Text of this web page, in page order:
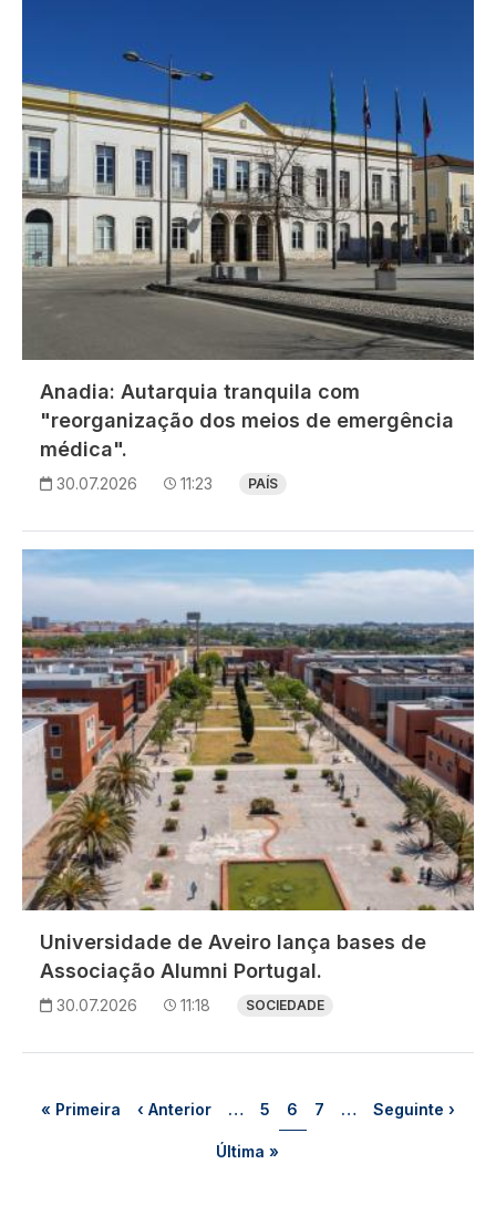
Anadia: Autarquia tranquila com
"reorganização dos meios de emergência
médica".
30.07.2026 11:23 PAÍS
Imagem
Universidade de Aveiro lança bases de
Associação Alumni Portugal.
30.07.2026 11:18 SOCIEDADE
Primeira página
« Primeira Página anterior
‹ Anterior … Página
5 Página
6 Página
7 … Próxima página
Seguinte ›
Última página
Última »